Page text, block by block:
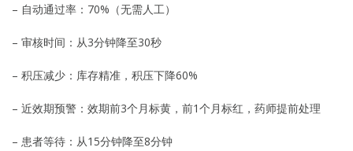
– 自动通过率：70%（无需人工）
– 审核时间：从3分钟降至30秒
– 积压减少：库存精准，积压下降60%
– 近效期预警：效期前3个月标黄，前1个月标红，药师提前处理
– 患者等待：从15分钟降至8分钟